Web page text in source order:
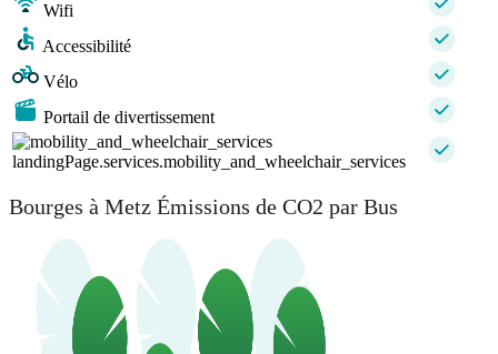
Wifi
Accessibilité
Vélo
Portail de divertissement
landingPage.services.mobility_and_wheelchair_services
Bourges à Metz Émissions de CO2 par Bus